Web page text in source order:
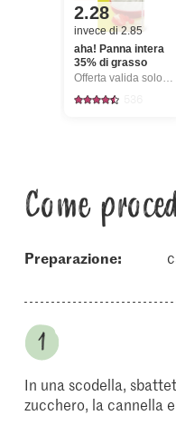
2.28
invece di 2.85
aha! Panna intera
35% di grasso
Offerta valida solo dal 6.8 al 12.8.2026, fino a esaurimento dello stock.
Come
Preparazione:
In una scodella,
zucchero, la cannella